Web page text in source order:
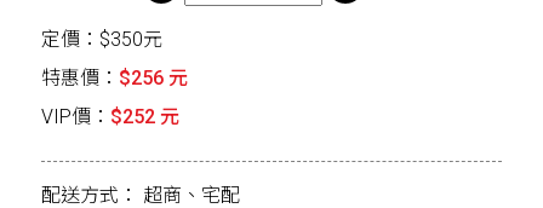
定價：$350元
特惠價： $256 元
VIP價： $252 元
配送方式： 超商、宅配